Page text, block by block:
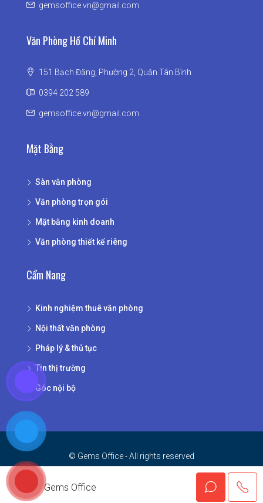
gemsoffice.vn@gmail.com
Văn Phòng Hồ Chí Minh
151 Bạch Đằng, Phường 2, Quận Tân Bình
0394 202 589
gemsoffice.vn@gmail.com
Mặt Bằng
Sàn văn phòng
Văn phòng trọn gói
Mặt bằng kinh doanh
Văn phòng thiết kế riêng
Cẩm Nang
Kinh nghiệm thuê văn phòng
Nội thất văn phòng
Pháp lý & thủ tục
Tin thị trường
Góc nội bộ
© Gems Office - All rights reserved
Gems Office